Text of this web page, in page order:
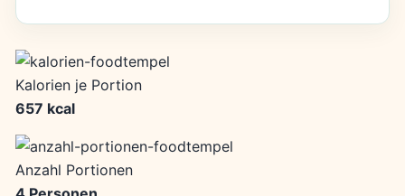
Kalorien je Portion
657 kcal
Anzahl Portionen